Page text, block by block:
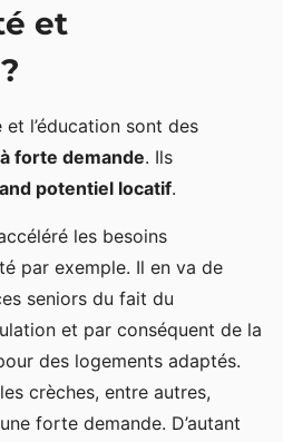
et
l’éducation sont des
forte demande. Ils
potentiel locatif.
les besoins
par exemple. Il en va de
seniors du fait du
et par conséquent de la
des logements adaptés.
crèches, entre autres,
forte demande. D’autant